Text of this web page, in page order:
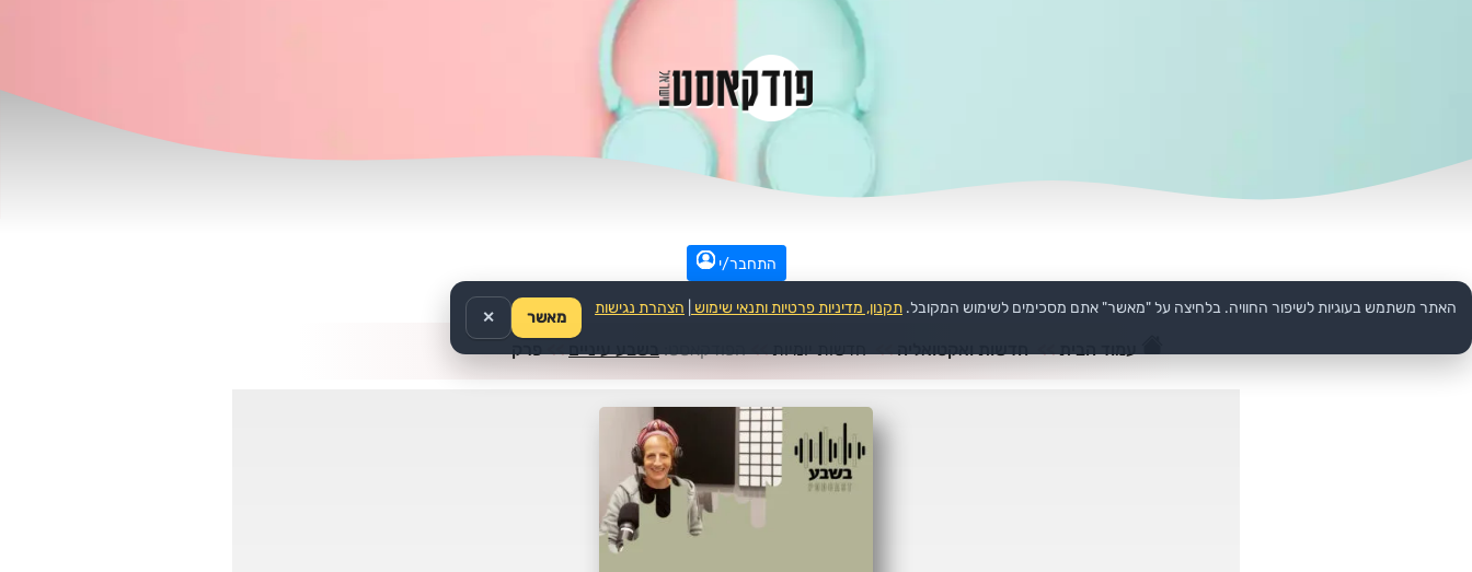
התחבר/י
עמוד הבית >> חדשות ואקטואליה >> חדשות יומיות >>הפודקאסט: בשבע עיניים >>פרק
האתר משתמש בעוגיות לשיפור החוויה. בלחיצה על "מאשר" אתם מסכימים לשימוש המקובל. תקנון, מדיניות פרטיות ותנאי שימוש הצהרת נגישות
מאשר ✕